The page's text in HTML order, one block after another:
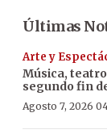
Últimas
Arte y
Música,
segundo fin
Agosto 7, 2026